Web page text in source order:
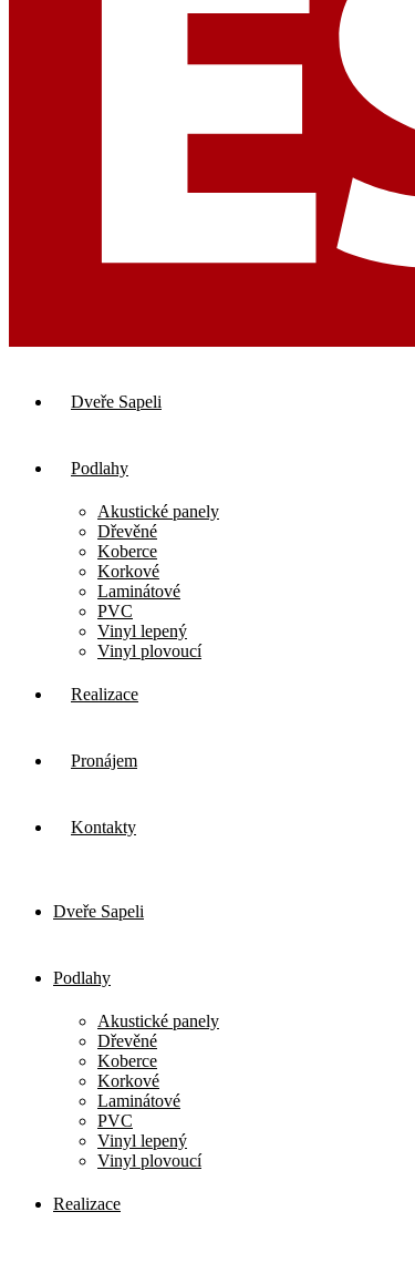
Dveře Sapeli
Podlahy
Akustické panely
Dřevěné
Koberce
Korkové
Laminátové
PVC
Vinyl lepený
Vinyl plovoucí
Realizace
Pronájem
Kontakty
Dveře Sapeli
Podlahy
Akustické panely
Dřevěné
Koberce
Korkové
Laminátové
PVC
Vinyl lepený
Vinyl plovoucí
Realizace